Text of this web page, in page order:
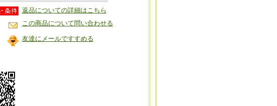
返品についての詳細はこちら
この商品について問い合わせる
友達にメールですすめる